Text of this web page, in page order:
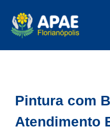
Pintura com
Atendimento